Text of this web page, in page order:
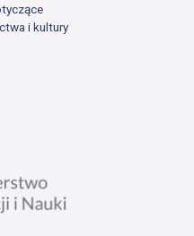
i kultury